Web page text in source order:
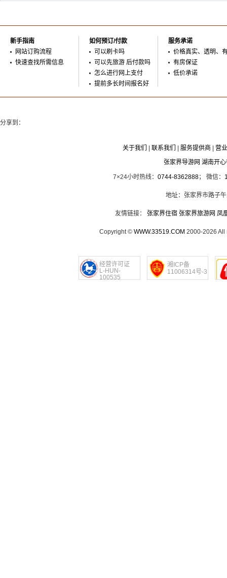
新手指南
网站订购流程
快速查找所需信息
如何预订/付款
可以刷卡吗
可以先旅游 后付款吗
怎么进行网上支付
提前多长时间报名好
服务承诺
价格真实、透明、
有房保证
低价承诺
分享到：
关于我们 联系我们 服务提供商
营
张家界导游网 湖南开
7×24小时热线： 0744-8362888； 微信：
地址：张家界市路子
友情链接： 张家界住宿 张家界旅游网 凤
Copyright © WWW.33519.COM 2000-2026 All
经营许可证
L-HUN-
100535
湘ICP备
11006314号-3